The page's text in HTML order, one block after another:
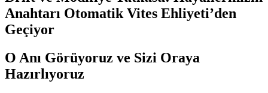
Anahtarı Otomatik Vites Ehliyeti’den
Geçiyor
O Anı Görüyoruz ve Sizi Oraya
Hazırlıyoruz